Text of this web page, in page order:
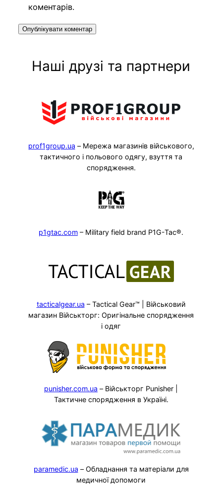
коментарів.
Наші друзі та партнери
prof1group.ua – Мережа магазинів військового,
тактичного і польового одягу, взуття та
спорядження.
p1gtac.com – Military field brand P1G-Tac®.
tacticalgear.ua – Tactical Gear™ | Військовий
магазин Військторг: Оригінальне спорядження
і одяг
punisher.com.ua – Військторг Punisher |
Тактичне спорядження в Україні.
paramedic.ua – Обладнання та матеріали для
медичної допомоги